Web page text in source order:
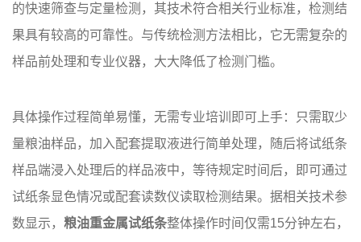
的快速筛查与定量检测，其技术符合相关行业标准，检测结
果具有较高的可靠性。与传统检测方法相比，它无需复杂的
样品前处理和专业仪器，大大降低了检测门槛。
具体操作过程简单易懂，无需专业培训即可上手：只需取少
量粮油样品，加入配套提取液进行简单处理，随后将试纸条
样品端浸入处理后的样品液中，等待规定时间后，即可通过
试纸条显色情况或配套读数仪读取检测结果。据相关技术参
数显示， 粮油重金属试纸条整体操作时间仅需15分钟左右，